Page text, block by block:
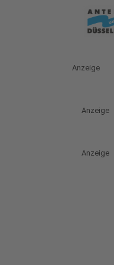
Anzeige
Anzeige
Anzeige